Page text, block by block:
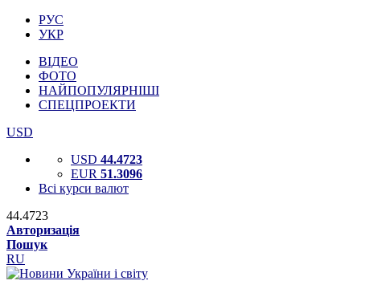
РУС
УКР
ВІДЕО
ФОТО
НАЙПОПУЛЯРНІШІ
СПЕЦПРОЕКТИ
USD
USD 44.4723
EUR 51.3096
Всі курси валют
44.4723
Авторизація
Пошук
RU